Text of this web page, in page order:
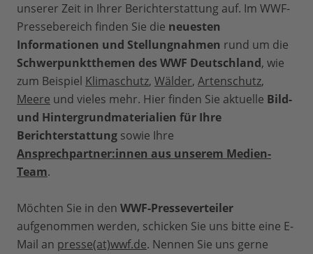
unserer Zeit in Ihrer Berichterstattung auf. Im WWF-
Pressebereich finden Sie die neuesten
Informationen und Stellungnahmen rund um die
Schwerpunktthemen des WWF Deutschland, wie
zum Beispiel Klimaschutz, Wälder, Artenschutz,
Meere und vieles mehr. Hier finden Sie aktuelle Bild-
und Hintergrundmaterialien für Ihre
Berichterstattung sowie Ihre
Ansprechpartner:innen aus unserem Medien-
Team.
Möchten Sie in den WWF-Presseverteiler
aufgenommen werden, schicken Sie uns bitte eine E-
Mail an presse(at)wwf.de. Nennen Sie uns gerne